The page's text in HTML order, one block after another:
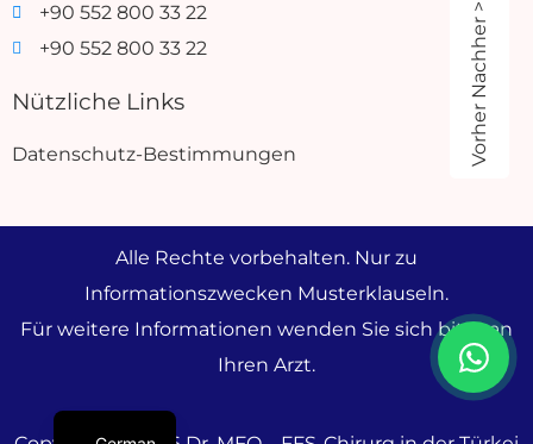
+90 552 800 33 22
+90 552 800 33 22
Nützliche Links
Datenschutz-Bestimmungen
Alle Rechte vorbehalten. Nur zu
Informationszwecken Musterklauseln.
Für weitere Informationen wenden Sie sich bitte an
Ihren Arzt.
Vorher Nachher >